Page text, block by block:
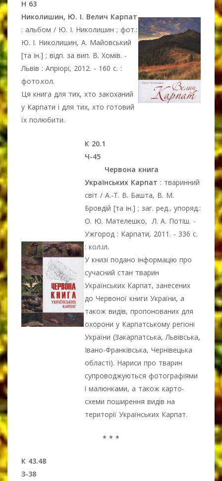
Н 63
Николишин, Ю. І. Велич Карпат
: альбом / Ю. І. Николишин ; фот.:
Ю. І. Николишин, А. Майовський
[та ін.] ; відп. за вип. В. Хомів. -
Львів : Апріорі, 2012. - 160 с. :
фото.кол.
Ця книга для тих, хто закоханий
у Карпати і для тих, хто готовий
їх полюбити.
К 20.1
Ч-45
Червона книга
Українських Карпат : тваринний
світ / А.-Т. В. Башта, В. М.
Бровдій [та ін.] ; заг. ред., упоряд.:
О. Ю. Мателешко, Л. А. Потіш. -
Ужгород : Карпати, 2011. - 336 с.
: кол.іл.
У книзі подано інформацію про
сучасний стан тварин
Українських Карпат, занесених
до Червоної книги України, а
також видів, пропонованих для
охорони у Карпатському регіоні
України (Закарпатська, Львівська,
Івано-Франківська, Чернівецька
області). Нариси про тварин
супроводжуються фотографіями
і малюнками, а також карто-
схеми поширення видів на
території Українських Карпат.
* * *
К 43.48
З-38